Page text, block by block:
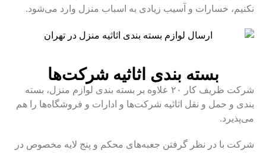
نکنیم، خسارات و آسیب زیادی به اسباب منزل وارد می‌شود.
بسته بندی اثاثیه شرکت‌ها
شرکت ظریف کار ۲۰ علاوه بر بسته بندی لوازم منزل، بسته
بندی و حمل و نقل اثاثیه شرکت‌ها و ادارات و فروشگاه‌ها را هم
می‌پذیرد.
شرکت با در نظر گرفتن جعبه‌های محکم و پنج لایه مخصوص در